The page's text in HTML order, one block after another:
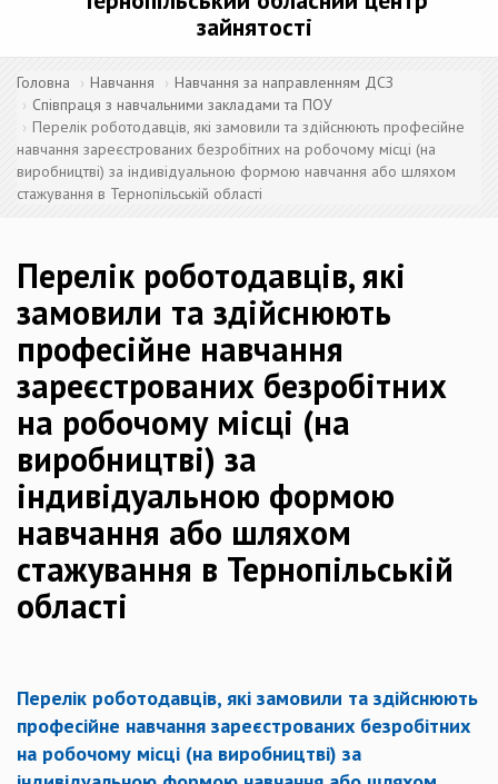
зайнятості
Головна Навчання
Навчання за направленням ДСЗ
Співпраця з навчальними закладами та ПОУ
Перелік роботодавців, які замовили та здійснюють професійне
навчання зареєстрованих безробітних на робочому місці (на
виробництві) за індивідуальною формою навчання або шляхом
стажування в Тернопільській області
Перелік роботодавців, які
замовили та здійснюють
професійне навчання
зареєстрованих безробітних
на робочому місці (на
виробництві) за
індивідуальною формою
навчання або шляхом
стажування в Тернопільській
області
Перелік роботодавців, які замовили та здійснюють
професійне навчання зареєстрованих безробітних
на робочому місці (на виробництві) за